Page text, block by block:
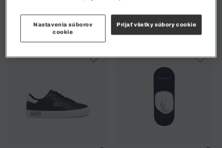
91 EUR %
%
Nastavenia súborov
cookie
Prijať všetky súbory cookie